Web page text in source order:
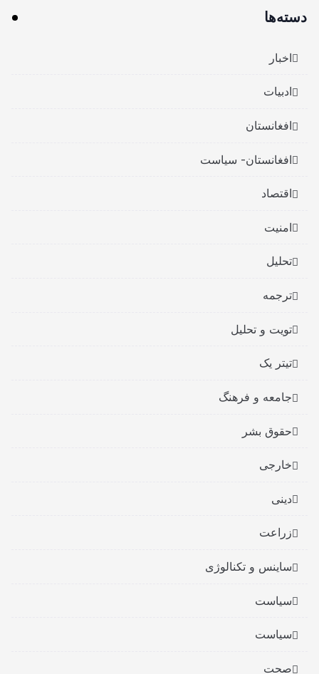
دسته‌ها
اخبار
ادبیات
افغانستان
افغانستان- سیاست
اقتصاد
امنیت
تحلیل
ترجمه
تویت و تحلیل
تیتر یک
جامعه و فرهنگ
حقوق بشر
خارجی
دینی
زراعت
ساینس و تکنالوژی
سیاست
سیاست
صحت